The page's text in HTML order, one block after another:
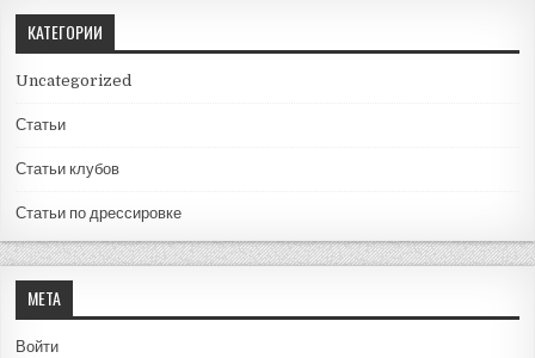
КАТЕГОРИИ
Uncategorized
Статьи
Статьи клубов
Статьи по дрессировке
МЕТА
Войти